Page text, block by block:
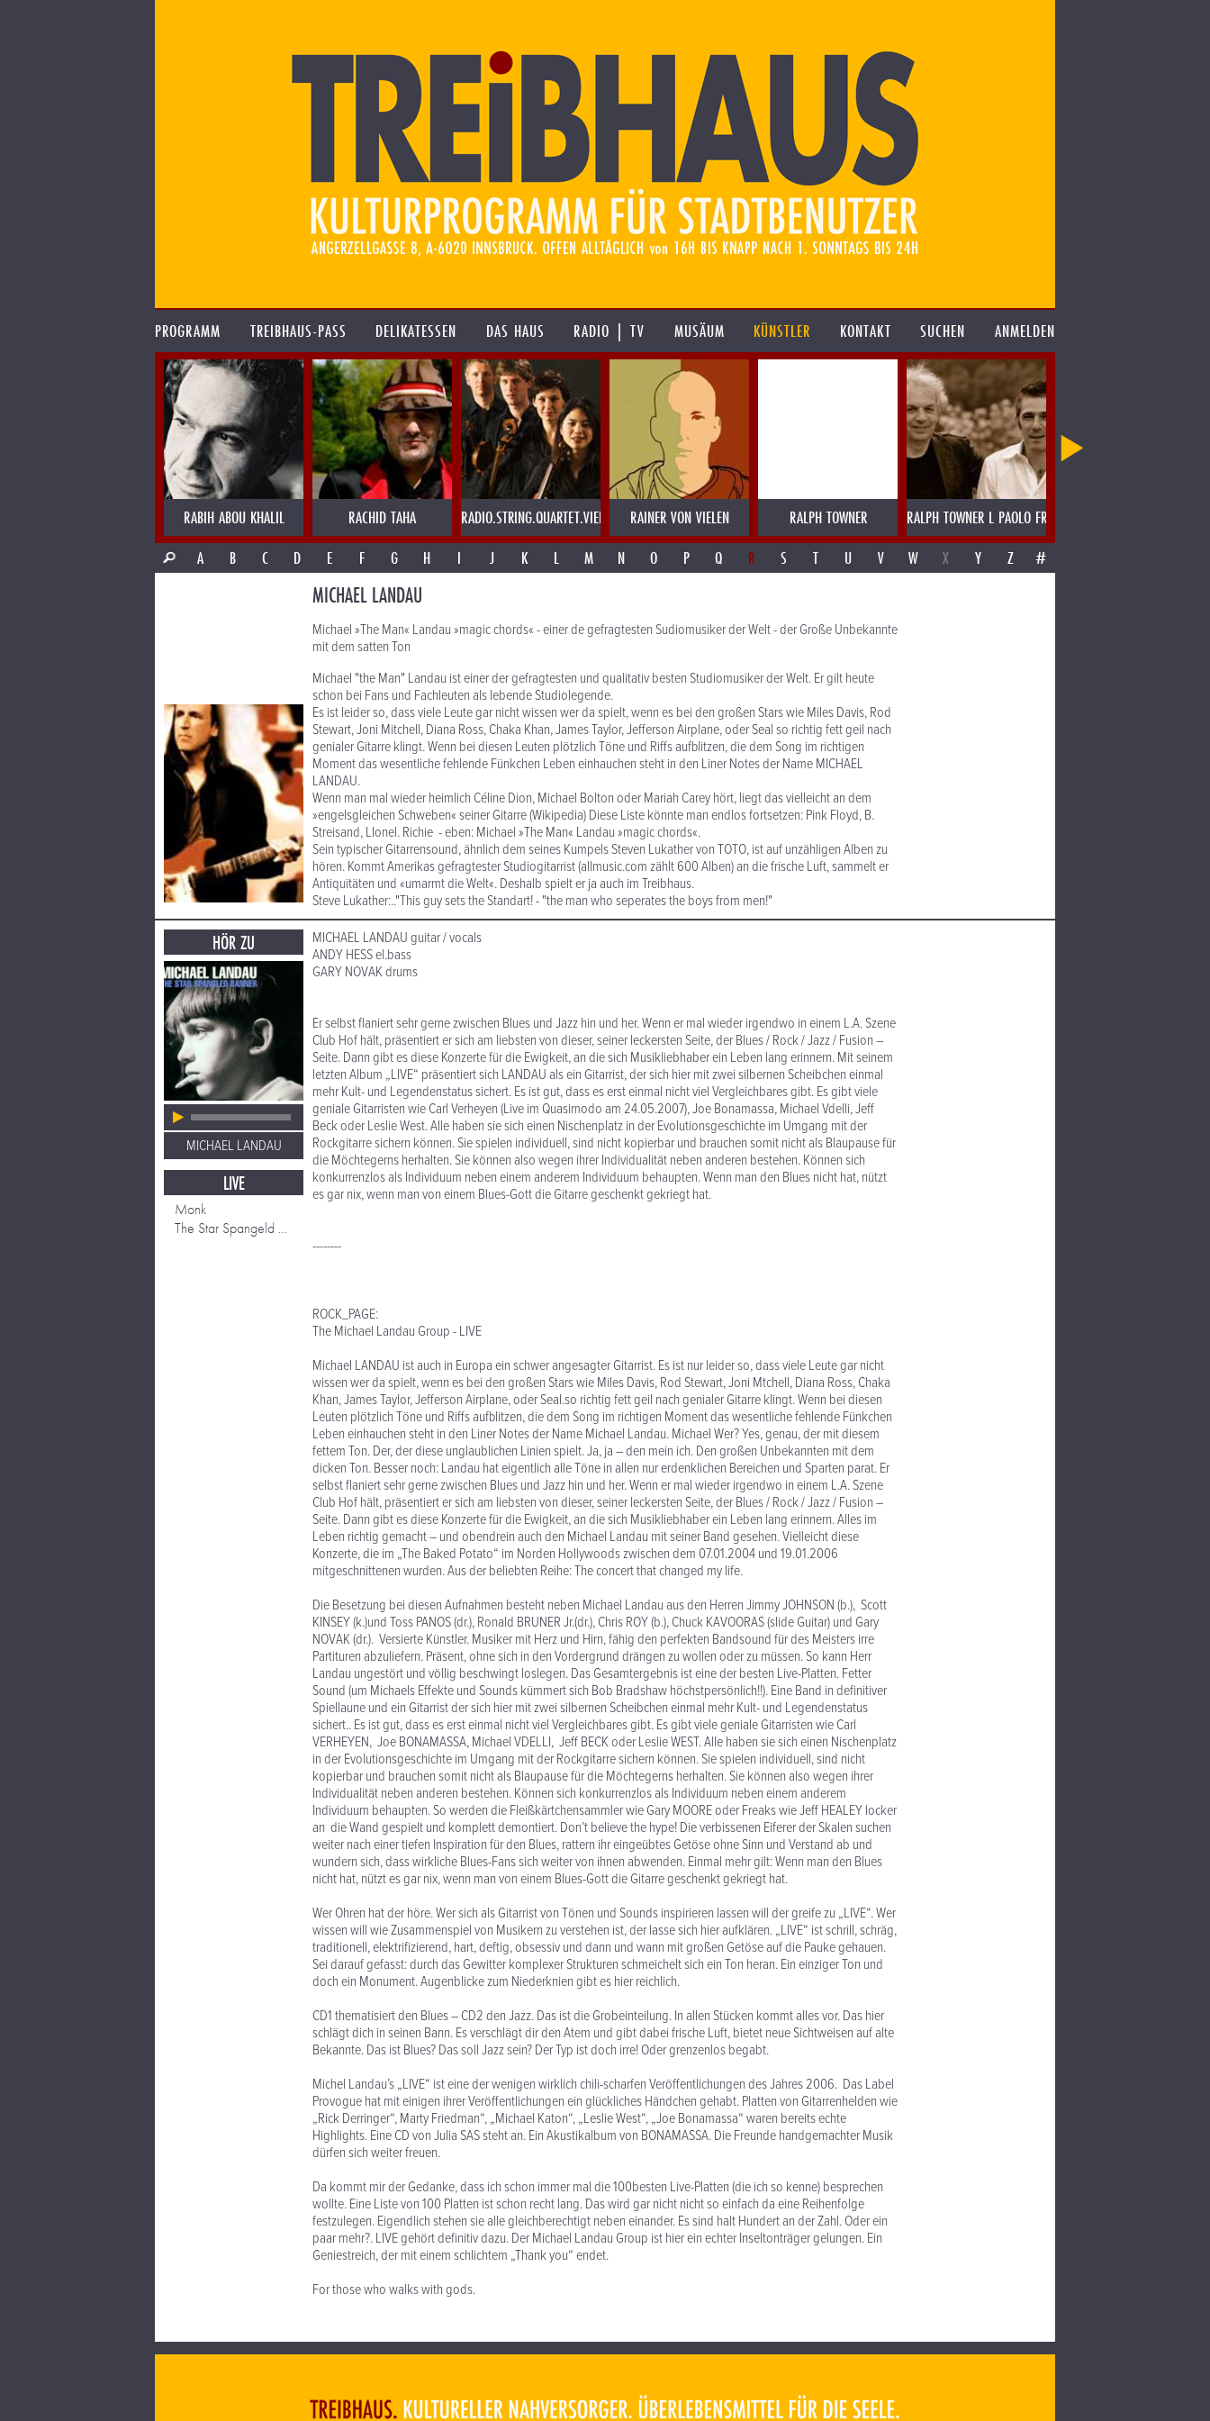
PROGRAMM TREIBHAUS-PASS DELIKATESSEN DAS HAUS RADIO | TV MUSÄUM KÜNSTLER KONTAKT SUCHEN ANMELDEN
RABIH ABOU KHALIL RACHID TAHA RADIO.STRING.QUARTET.VIENNA RAINER VON VIELEN RALPH TOWNER RALPH TOWNER L PAOLO FRESU
A
B C D E F G H I J K L M N O P Q R S T U V W X Y Z #
MICHAEL LANDAU
Michael »The Man« Landau »magic chords« - einer de gefragtesten Sudiomusiker der Welt - der Große Unbekannte
mit dem satten Ton
Michael "the Man" Landau ist einer der gefragtesten und qualitativ besten Studiomusiker der Welt. Er gilt heute
schon bei Fans und Fachleuten als lebende Studiolegende.
Es ist leider so, dass viele Leute gar nicht wissen wer da spielt, wenn es bei den großen Stars wie Miles Davis, Rod
Stewart, Joni Mitchell, Diana Ross, Chaka Khan, James Taylor, Jefferson Airplane, oder Seal so richtig fett geil nach
genialer Gitarre klingt. Wenn bei diesen Leuten plötzlich Töne und Riffs aufblitzen, die dem Song im richtigen
Moment das wesentliche fehlende Fünkchen Leben einhauchen steht in den Liner Notes der Name MICHAEL
LANDAU.
Wenn man mal wieder heimlich Céline Dion, Michael Bolton oder Mariah Carey hört, liegt das vielleicht an dem
»engelsgleichen Schweben« seiner Gitarre (Wikipedia) Diese Liste könnte man endlos fortsetzen: Pink Floyd, B.
Streisand, LIonel. Richie - eben: Michael »The Man« Landau »magic chords«.
Sein typischer Gitarrensound, ähnlich dem seines Kumpels Steven Lukather von TOTO, ist auf unzähligen Alben zu
hören. Kommt Amerikas gefragtester Studiogitarrist (allmusic.com zählt 600 Alben) an die frische Luft, sammelt er
Antiquitäten und «umarmt die Welt«. Deshalb spielt er ja auch im Treibhaus.
Steve Lukather:.."This guy sets the Standart! - "the man who seperates the boys from men!"
HÖR ZU
MICHAEL LANDAU
LIVE
Monk
The Star Spangeld Guitar
MICHAEL LANDAU guitar / vocals
ANDY HESS el.bass
GARY NOVAK drums
Er selbst flaniert sehr gerne zwischen Blues und Jazz hin und her. Wenn er mal wieder irgendwo in einem L.A. Szene
Club Hof hält, präsentiert er sich am liebsten von dieser, seiner leckersten Seite, der Blues / Rock / Jazz / Fusion –
Seite. Dann gibt es diese Konzerte für die Ewigkeit, an die sich Musikliebhaber ein Leben lang erinnern. Mit seinem
letzten Album „LIVE“ präsentiert sich LANDAU als ein Gitarrist, der sich hier mit zwei silbernen Scheibchen einmal
mehr Kult- und Legendenstatus sichert. Es ist gut, dass es erst einmal nicht viel Vergleichbares gibt. Es gibt viele
geniale Gitarristen wie Carl Verheyen (Live im Quasimodo am 24.05.2007), Joe Bonamassa, Michael Vdelli, Jeff
Beck oder Leslie West. Alle haben sie sich einen Nischenplatz in der Evolutionsgeschichte im Umgang mit der
Rockgitarre sichern können. Sie spielen individuell, sind nicht kopierbar und brauchen somit nicht als Blaupause für
die Möchtegerns herhalten. Sie können also wegen ihrer Individualität neben anderen bestehen. Können sich
konkurrenzlos als Individuum neben einem anderem Individuum behaupten. Wenn man den Blues nicht hat, nützt
es gar nix, wenn man von einem Blues-Gott die Gitarre geschenkt gekriegt hat.
--------
ROCK_PAGE:
The Michael Landau Group - LIVE
Michael LANDAU ist auch in Europa ein schwer angesagter Gitarrist. Es ist nur leider so, dass viele Leute gar nicht
wissen wer da spielt, wenn es bei den großen Stars wie Miles Davis, Rod Stewart, Joni Mtchell, Diana Ross, Chaka
Khan, James Taylor, Jefferson Airplane, oder Seal.so richtig fett geil nach genialer Gitarre klingt. Wenn bei diesen
Leuten plötzlich Töne und Riffs aufblitzen, die dem Song im richtigen Moment das wesentliche fehlende Fünkchen
Leben einhauchen steht in den Liner Notes der Name Michael Landau. Michael Wer? Yes, genau, der mit diesem
fettem Ton. Der, der diese unglaublichen Linien spielt. Ja, ja – den mein ich. Den großen Unbekannten mit dem
dicken Ton. Besser noch: Landau hat eigentlich alle Töne in allen nur erdenklichen Bereichen und Sparten parat. Er
selbst flaniert sehr gerne zwischen Blues und Jazz hin und her. Wenn er mal wieder irgendwo in einem L.A. Szene
Club Hof hält, präsentiert er sich am liebsten von dieser, seiner leckersten Seite, der Blues / Rock / Jazz / Fusion –
Seite. Dann gibt es diese Konzerte für die Ewigkeit, an die sich Musikliebhaber ein Leben lang erinnern. Alles im
Leben richtig gemacht – und obendrein auch den Michael Landau mit seiner Band gesehen. Vielleicht diese
Konzerte, die im „The Baked Potato“ im Norden Hollywoods zwischen dem 07.01.2004 und 19.01.2006
mitgeschnittenen wurden. Aus der beliebten Reihe: The concert that changed my life.
Die Besetzung bei diesen Aufnahmen besteht neben Michael Landau aus den Herren Jimmy JOHNSON (b.), Scott
KINSEY (k.)und Toss PANOS (dr.), Ronald BRUNER Jr.(dr.), Chris ROY (b.), Chuck KAVOORAS (slide Guitar) und Gary
NOVAK (dr.). Versierte Künstler. Musiker mit Herz und Hirn, fähig den perfekten Bandsound für des Meisters irre
Partituren abzuliefern. Präsent, ohne sich in den Vordergrund drängen zu wollen oder zu müssen. So kann Herr
Landau ungestört und völlig beschwingt loslegen. Das Gesamtergebnis ist eine der besten Live-Platten. Fetter
Sound (um Michaels Effekte und Sounds kümmert sich Bob Bradshaw höchstpersönlich!!). Eine Band in definitiver
Spiellaune und ein Gitarrist der sich hier mit zwei silbernen Scheibchen einmal mehr Kult- und Legendenstatus
sichert.. Es ist gut, dass es erst einmal nicht viel Vergleichbares gibt. Es gibt viele geniale Gitarristen wie Carl
VERHEYEN, Joe BONAMASSA, Michael VDELLI, Jeff BECK oder Leslie WEST. Alle haben sie sich einen Nischenplatz
in der Evolutionsgeschichte im Umgang mit der Rockgitarre sichern können. Sie spielen individuell, sind nicht
kopierbar und brauchen somit nicht als Blaupause für die Möchtegerns herhalten. Sie können also wegen ihrer
Individualität neben anderen bestehen. Können sich konkurrenzlos als Individuum neben einem anderem
Individuum behaupten. So werden die Fleißkärtchensammler wie Gary MOORE oder Freaks wie Jeff HEALEY locker
an die Wand gespielt und komplett demontiert. Don’t believe the hype! Die verbissenen Eiferer der Skalen suchen
weiter nach einer tiefen Inspiration für den Blues, rattern ihr eingeübtes Getöse ohne Sinn und Verstand ab und
wundern sich, dass wirkliche Blues-Fans sich weiter von ihnen abwenden. Einmal mehr gilt: Wenn man den Blues
nicht hat, nützt es gar nix, wenn man von einem Blues-Gott die Gitarre geschenkt gekriegt hat.
Wer Ohren hat der höre. Wer sich als Gitarrist von Tönen und Sounds inspirieren lassen will der greife zu „LIVE“. Wer
wissen will wie Zusammenspiel von Musikern zu verstehen ist, der lasse sich hier aufklären. „LIVE“ ist schrill, schräg,
traditionell, elektrifizierend, hart, deftig, obsessiv und dann und wann mit großen Getöse auf die Pauke gehauen.
Sei darauf gefasst: durch das Gewitter komplexer Strukturen schmeichelt sich ein Ton heran. Ein einziger Ton und
doch ein Monument. Augenblicke zum Niederknien gibt es hier reichlich.
CD1 thematisiert den Blues – CD2 den Jazz. Das ist die Grobeinteilung. In allen Stücken kommt alles vor. Das hier
schlägt dich in seinen Bann. Es verschlägt dir den Atem und gibt dabei frische Luft, bietet neue Sichtweisen auf alte
Bekannte. Das ist Blues? Das soll Jazz sein? Der Typ ist doch irre! Oder grenzenlos begabt.
Michel Landau’s „LIVE“ ist eine der wenigen wirklich chili-scharfen Veröffentlichungen des Jahres 2006. Das Label
Provogue hat mit einigen ihrer Veröffentlichungen ein glückliches Händchen gehabt. Platten von Gitarrenhelden wie
„Rick Derringer“, Marty Friedman“, „Michael Katon“, „Leslie West“, „Joe Bonamassa“ waren bereits echte
Highlights. Eine CD von Julia SAS steht an. Ein Akustikalbum von BONAMASSA. Die Freunde handgemachter Musik
dürfen sich weiter freuen.
Da kommt mir der Gedanke, dass ich schon immer mal die 100besten Live-Platten (die ich so kenne) besprechen
wollte. Eine Liste von 100 Platten ist schon recht lang. Das wird gar nicht nicht so einfach da eine Reihenfolge
festzulegen. Eigendlich stehen sie alle gleichberechtigt neben einander. Es sind halt Hundert an der Zahl. Oder ein
paar mehr?. LIVE gehört definitiv dazu. Der Michael Landau Group ist hier ein echter Inseltonträger gelungen. Ein
Geniestreich, der mit einem schlichtem „Thank you“ endet.
For those who walks with gods.